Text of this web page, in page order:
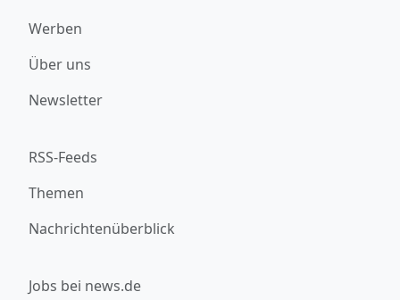
Werben
Über uns
Newsletter
RSS-Feeds
Themen
Nachrichtenüberblick
Jobs bei news.de